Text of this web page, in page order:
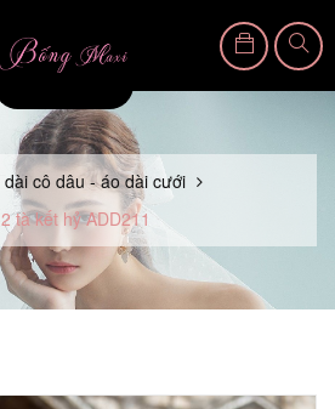
dài cô dâu - áo dài cưới
tà kết hỷ ADD211